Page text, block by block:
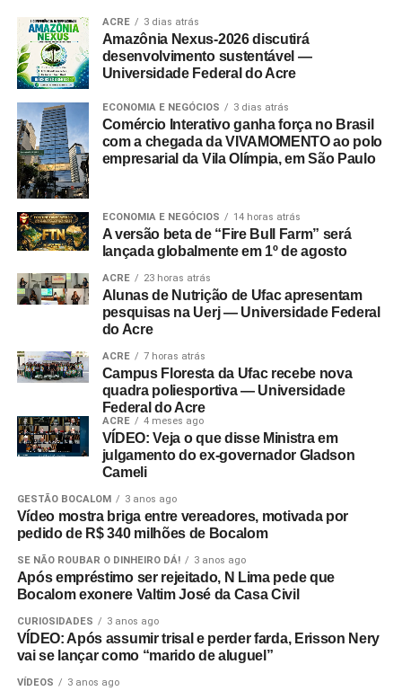
ACRE 3 dias atrás
Amazônia Nexus-2026 discutirá
desenvolvimento sustentável —
Universidade Federal do Acre
ECONOMIA E NEGÓCIOS 3 dias atrás
Comércio Interativo ganha força no Brasil
com a chegada da VIVAMOMENTO ao polo
empresarial da Vila Olímpia, em São Paulo
ECONOMIA E NEGÓCIOS 14 horas atrás
A versão beta de “Fire Bull Farm” será
lançada globalmente em 1º de agosto
ACRE 23 horas atrás
Alunas de Nutrição de Ufac apresentam
pesquisas na Uerj — Universidade Federal
do Acre
ACRE 7 horas atrás
Campus Floresta da Ufac recebe nova
quadra poliesportiva — Universidade
Federal do Acre
ACRE 4 meses ago
VÍDEO: Veja o que disse Ministra em
julgamento do ex-governador Gladson
Cameli
GESTÃO BOCALOM 3 anos ago
Vídeo mostra briga entre vereadores, motivada por
pedido de R$ 340 milhões de Bocalom
SE NÃO ROUBAR O DINHEIRO DÁ! 3 anos ago
Após empréstimo ser rejeitado, N Lima pede que
Bocalom exonere Valtim José da Casa Civil
CURIOSIDADES 3 anos ago
VÍDEO: Após assumir trisal e perder farda, Erisson Nery
vai se lançar como “marido de aluguel”
VÍDEOS 3 anos ago